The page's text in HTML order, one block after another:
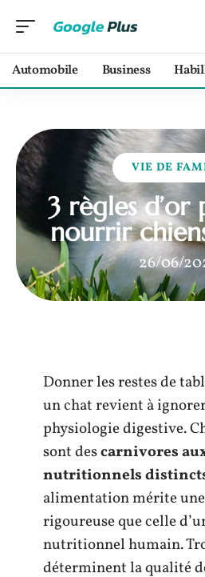
Automobile Business
VIE DE
3 règles d’or
nourrir
26/06/
Donner les restes de
un chat revient à
physiologie digestive.
sont descarnivores
nutritionnels
alimentation mérite
rigoureuse que celle
nutritionnel humain.
déterminent la qualité